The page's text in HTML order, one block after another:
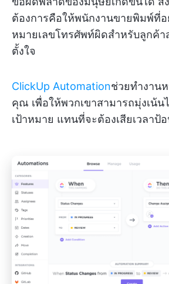
ต้องการคือให้พนักงานขายพิมพ์ที่อ
หมายเลขโทรศัพท์ผิดสำหรับลูกค้
ตั้งใจ
ClickUp Automationช่วยทำงาน
คุณ เพื่อให้พวกเขาสามารถมุ่งเน้
เป้าหมาย แทนที่จะต้องเสียเวลาป้